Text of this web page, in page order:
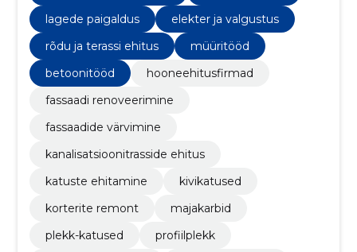
lagede paigaldus
elekter ja valgustus
rõdu ja terassi ehitus
müüritööd
betoonitööd
hooneehitusfirmad
fassaadi renoveerimine
fassaadide värvimine
kanalisatsioonitrasside ehitus
katuste ehitamine
kivikatused
korterite remont
majakarbid
plekk-katused
profiilplekk